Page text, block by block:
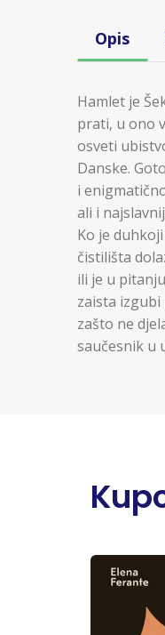
Opis
Hamlet je
prati, u ono
osveti
Danske.
i
ali i
Ko je
čistilišta
ili je u
zaista izgubi
zašto ne
saučesnik u